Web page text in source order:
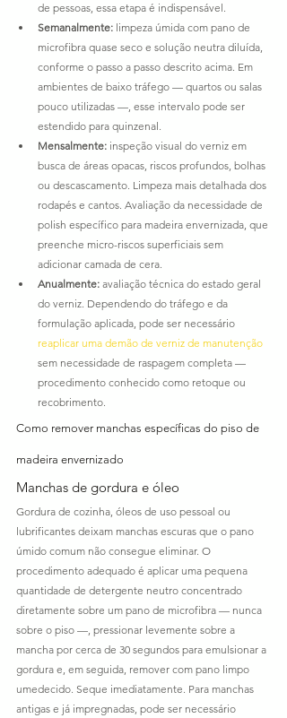
de pessoas, essa etapa é indispensável.
Semanalmente: limpeza úmida com pano de
microfibra quase seco e solução neutra diluída,
conforme o passo a passo descrito acima. Em
ambientes de baixo tráfego — quartos ou salas
pouco utilizadas —, esse intervalo pode ser
estendido para quinzenal.
Mensalmente: inspeção visual do verniz em
busca de áreas opacas, riscos profundos, bolhas
ou descascamento. Limpeza mais detalhada dos
rodapés e cantos. Avaliação da necessidade de
polish específico para madeira envernizada, que
preenche micro-riscos superficiais sem
adicionar camada de cera.
Anualmente: avaliação técnica do estado geral
do verniz. Dependendo do tráfego e da
formulação aplicada, pode ser necessário
reaplicar uma demão de verniz de manutenção
sem necessidade de raspagem completa —
procedimento conhecido como retoque ou
recobrimento.
Como remover manchas específicas do piso de
madeira envernizado
Manchas de gordura e óleo
Gordura de cozinha, óleos de uso pessoal ou
lubrificantes deixam manchas escuras que o pano
úmido comum não consegue eliminar. O
procedimento adequado é aplicar uma pequena
quantidade de detergente neutro concentrado
diretamente sobre um pano de microfibra — nunca
sobre o piso —, pressionar levemente sobre a
mancha por cerca de 30 segundos para emulsionar a
gordura e, em seguida, remover com pano limpo
umedecido. Seque imediatamente. Para manchas
antigas e já impregnadas, pode ser necessário